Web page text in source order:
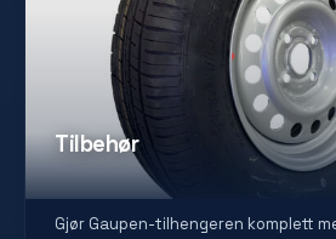
Tilbehør
Gjør Gaupen-tilhengeren komplett